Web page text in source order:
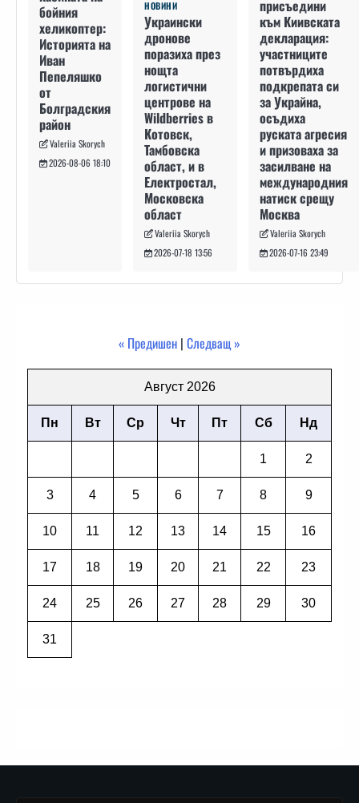
бойния
хеликоптер:
Историята на
Иван
Пепеляшко
от
Болградския
район
Valeriia Skorych
2026-08-06 18:10
НОВИНИ
Украински
дронове
поразиха през
нощта
логистични
центрове на
Wildberries в
Котовск,
Тамбовска
област, и в
Електростал,
Московска
област
Valeriia Skorych
2026-07-18 13:56
присъедини
към Киивската
декларация:
участниците
потвърдиха
подкрепата си
за Украйна,
осъдиха
руската агресия
и призоваха за
засилване на
международния
натиск срещу
Москва
Valeriia Skorych
2026-07-16 23:49
« Предишен | Следващ »
Август 2026
Пн Вт Ср Чт Пт Сб Нд
1 2
3 4 5 6 7 8 9
10 11 12 13 14 15 16
17 18 19 20 21 22 23
24 25 26 27 28 29 30
31